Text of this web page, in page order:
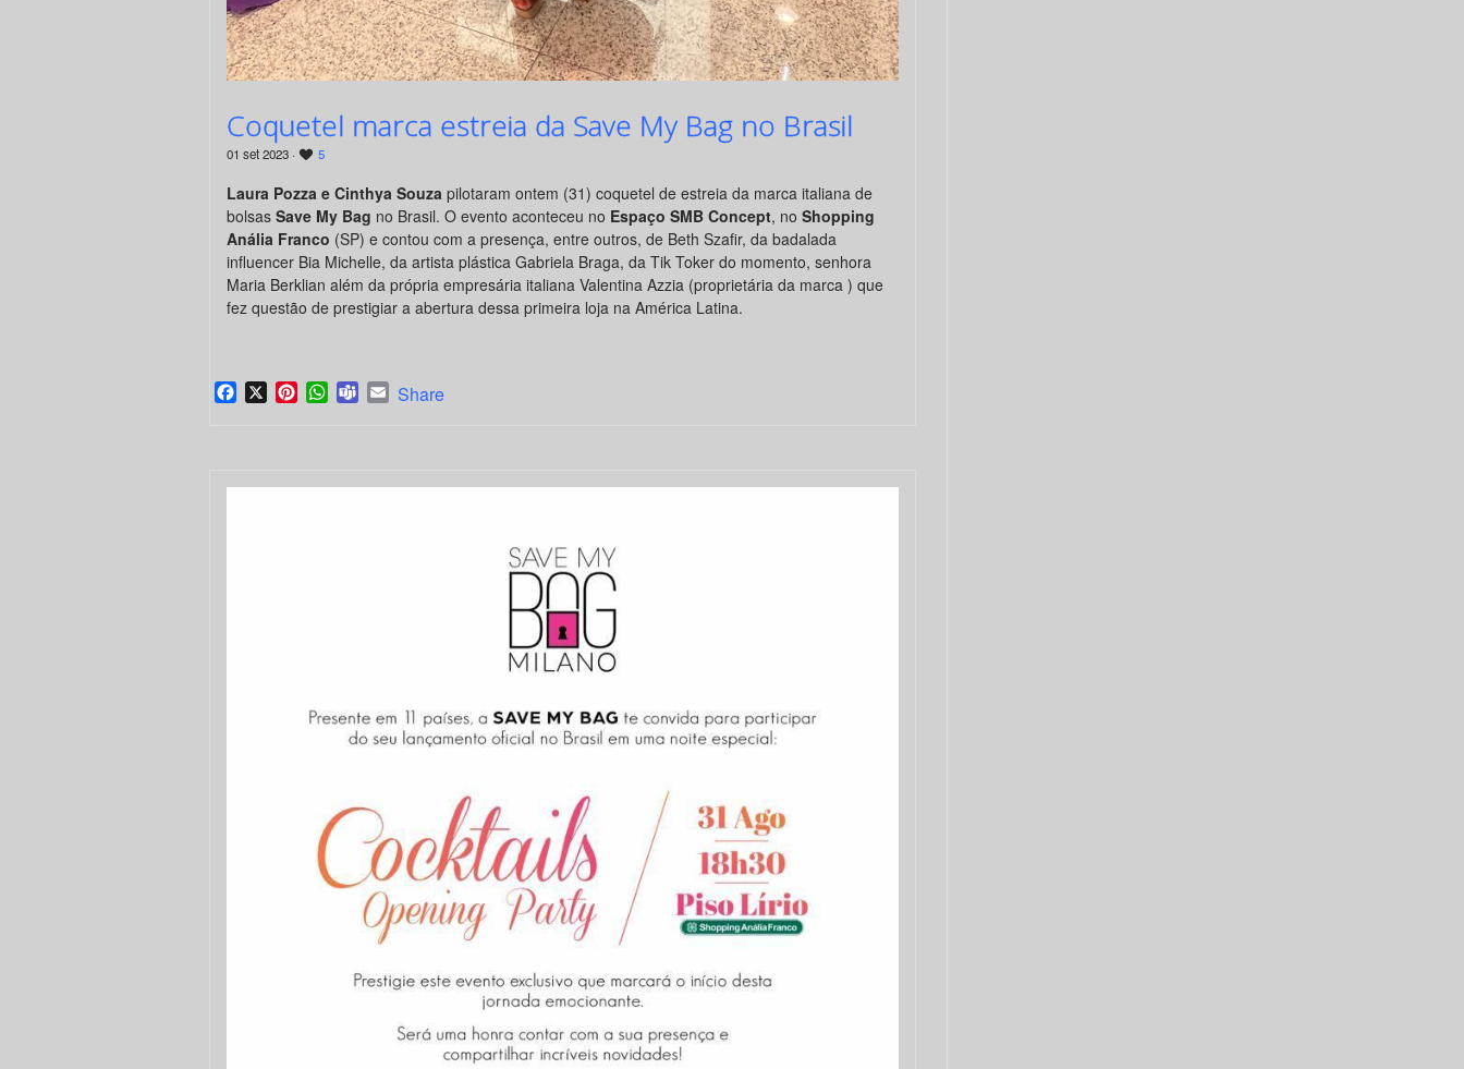
Coquetel marca estreia da Save My Bag no Brasil
01 set 2023 · 5
Laura Pozza e Cinthya Souza pilotaram ontem (31) coquetel de estreia da marca italiana de
bolsas Save My Bag no Brasil. O evento aconteceu no Espaço SMB Concept, no Shopping
Anália Franco (SP) e contou com a presença, entre outros, de Beth Szafir, da badalada
influencer Bia Michelle, da artista plástica Gabriela Braga, da Tik Toker do momento, senhora
Maria Berklian além da própria empresária italiana Valentina Azzia (proprietária da marca ) que
fez questão de prestigiar a abertura dessa primeira loja na América Latina.
Facebook
X PinterestWhatsApp
TeamsEmail
Share